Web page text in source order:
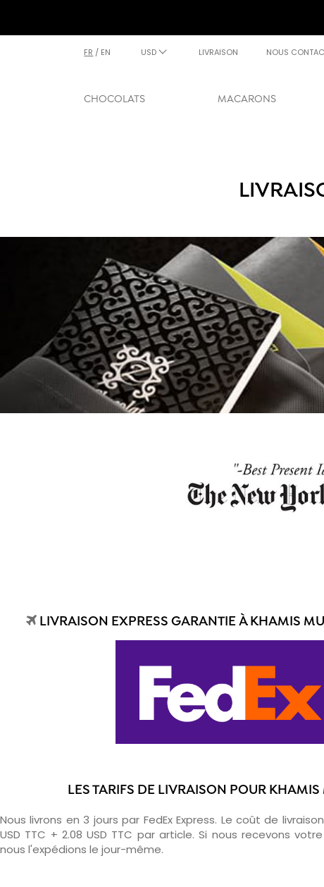
FR / EN USD LIVRAISON NOUS
CHOCOLATS MACARONS
LIVRAISON EXPRESS GARANTIE À KHAMIS
LES TARIFS DE LIVRAISON POUR
Nous livrons en 3 jours par FedEx Express. Le coût de
USD TTC + 2.08 USD TTC par article. Si nous recevons
nous l'expédions le jour-même.